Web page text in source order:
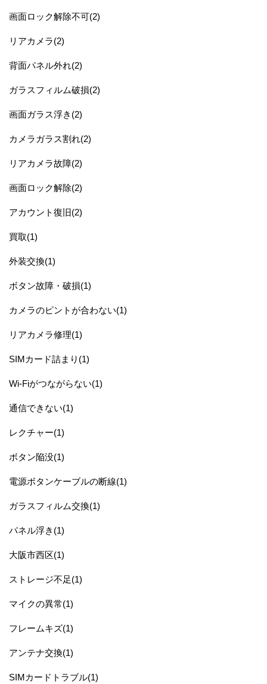
画面ロック解除不可(2)
リアカメラ(2)
背面パネル外れ(2)
ガラスフィルム破損(2)
画面ガラス浮き(2)
カメラガラス割れ(2)
リアカメラ故障(2)
画面ロック解除(2)
アカウント復旧(2)
買取(1)
外装交換(1)
ボタン故障・破損(1)
カメラのピントが合わない(1)
リアカメラ修理(1)
SIMカード詰まり(1)
Wi-Fiがつながらない(1)
通信できない(1)
レクチャー(1)
ボタン陥没(1)
電源ボタンケーブルの断線(1)
ガラスフィルム交換(1)
パネル浮き(1)
大阪市西区(1)
ストレージ不足(1)
マイクの異常(1)
フレームキズ(1)
アンテナ交換(1)
SIMカードトラブル(1)